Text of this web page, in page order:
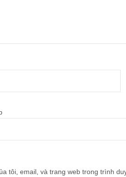
tôi, email, và trang web trong trình